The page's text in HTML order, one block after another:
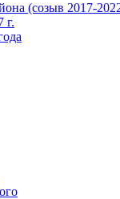
(созыв 2017-
г.